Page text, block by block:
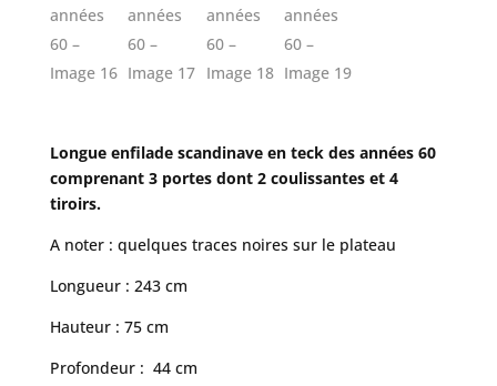
Longue enfilade scandinave en teck des années 60
comprenant 3 portes dont 2 coulissantes et 4
tiroirs.
A noter : quelques traces noires sur le plateau
Longueur : 243 cm
Hauteur : 75 cm
Profondeur : 44 cm